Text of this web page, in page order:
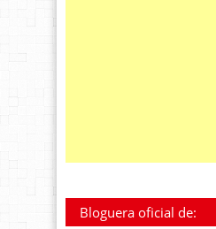
Bloguera oficial de: